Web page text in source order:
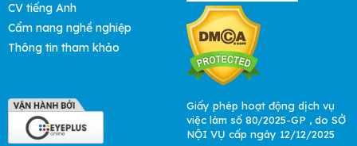
CV tiếng Anh
Cẩm nang nghề nghiệp
Thông tin tham khảo
Giấy phép hoạt động dịch vụ
việc làm số 80/2025-GP , do SỞ
NỘI VỤ cấp ngày 12/12/2025